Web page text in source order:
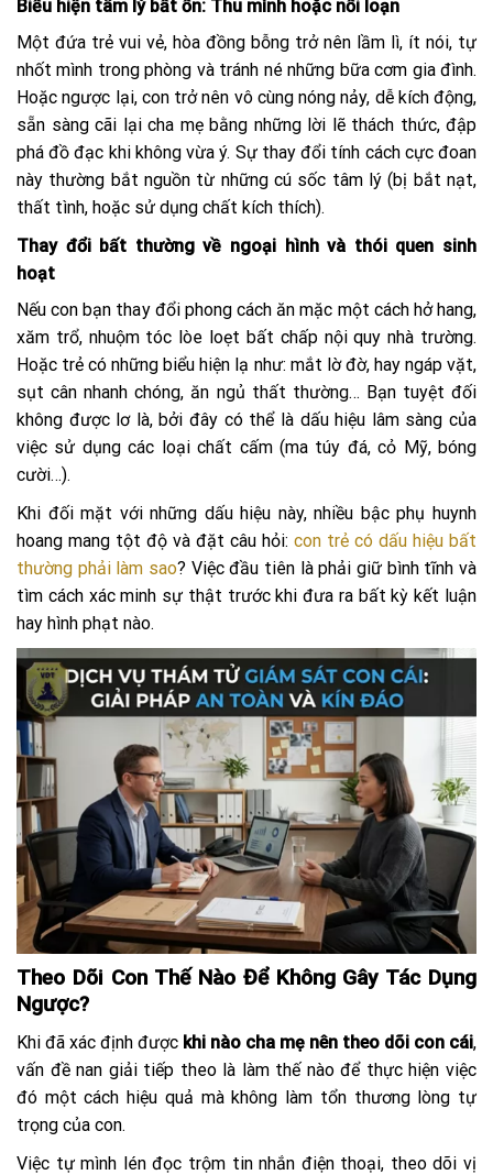
Biểu hiện tâm lý bất ổn: Thu mình hoặc nổi loạn
Một đứa trẻ vui vẻ, hòa đồng bỗng trở nên lầm lì, ít nói, tự
nhốt mình trong phòng và tránh né những bữa cơm gia đình.
Hoặc ngược lại, con trở nên vô cùng nóng nảy, dễ kích động,
sẵn sàng cãi lại cha mẹ bằng những lời lẽ thách thức, đập
phá đồ đạc khi không vừa ý. Sự thay đổi tính cách cực đoan
này thường bắt nguồn từ những cú sốc tâm lý (bị bắt nạt,
thất tình, hoặc sử dụng chất kích thích).
Thay đổi bất thường về ngoại hình và thói quen sinh
hoạt
Nếu con bạn thay đổi phong cách ăn mặc một cách hở hang,
xăm trổ, nhuộm tóc lòe loẹt bất chấp nội quy nhà trường.
Hoặc trẻ có những biểu hiện lạ như: mắt lờ đờ, hay ngáp vặt,
sụt cân nhanh chóng, ăn ngủ thất thường… Bạn tuyệt đối
không được lơ là, bởi đây có thể là dấu hiệu lâm sàng của
việc sử dụng các loại chất cấm (ma túy đá, cỏ Mỹ, bóng
cười…).
Khi đối mặt với những dấu hiệu này, nhiều bậc phụ huynh
hoang mang tột độ và đặt câu hỏi: con trẻ có dấu hiệu bất
thường phải làm sao? Việc đầu tiên là phải giữ bình tĩnh và
tìm cách xác minh sự thật trước khi đưa ra bất kỳ kết luận
hay hình phạt nào.
Theo Dõi Con Thế Nào Để Không Gây Tác Dụng
Ngược?
Khi đã xác định được khi nào cha mẹ nên theo dõi con cái,
vấn đề nan giải tiếp theo là làm thế nào để thực hiện việc
đó một cách hiệu quả mà không làm tổn thương lòng tự
trọng của con.
Việc tự mình lén đọc trộm tin nhắn điện thoại, theo dõi vị